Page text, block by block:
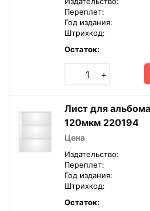
Переплет:
Год издания:
Штрихкод:
Остаток:
+
Лист для
120мкм 220194
Цена
Издательство:
Переплет:
Год издания:
Штрихкод:
Остаток: